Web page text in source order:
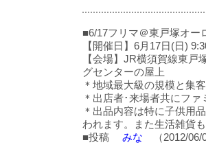
■6/17フリマ＠東戸塚オー
【開催日】6月17日(日)
【会場】JR横須賀線東戸
グセンターの屋上
＊地域最大級の規模と集
＊出店者･来場者共にフ
＊出品内容は特に子供用
われます。また生活雑貨
■投稿
みな （2012/06/